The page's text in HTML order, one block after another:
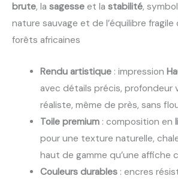
brute, la sagesse et la stabilité,
nature sauvage et de l’équilibre fragile
forêts africaines
Rendu artistique: impression
avec détails précis, profondeur
réaliste, même de près, sans
Toile premium: composition en
pour une texture naturelle,
haut de gamme qu’une affiche
Couleurs durables: encres